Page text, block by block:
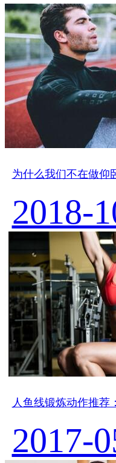
为什么我们不在做仰
2018-
人鱼线锻炼动作推荐
2017-